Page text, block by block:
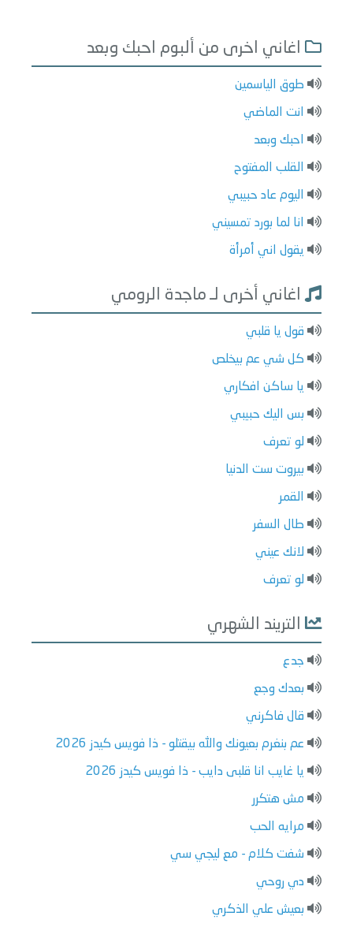
اغاني اخرى من ألبوم احبك وبعد
طوق الياسمين
انت الماضي
احبك وبعد
القلب المفتوح
اليوم عاد حبيبي
انا لما بورد تمسيني
يقول اني أمرأة
اغاني أخرى لـ ماجدة الرومي
قول يا قلبي
كل شي عم بيخلص
يا ساكن افكاري
بس اليك حبيبي
لو تعرف
بيروت ست الدنيا
القمر
طال السفر
لانك عيني
لو تعرف
التريند الشهري
جدع
بعدك وجع
قال فاكرني
عم بنغرم بعيونك والله بيقتلو - ذا فويس كيدز 2026
يا غايب انا قلبى دايب - ذا فويس كيدز 2026
مش هتكرر
مرايه الحب
شفت كلام - مع ليجي سي
دي روحي
بعيش علي الذكري